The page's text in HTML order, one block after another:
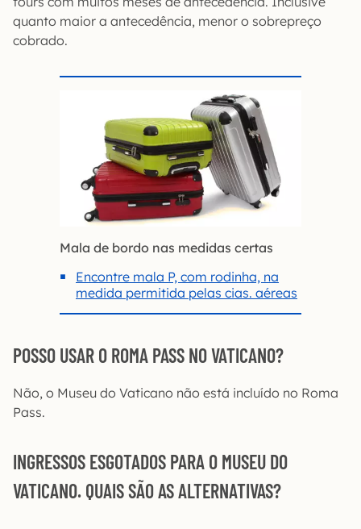
quanto maior a antecedência, menor o sobrepreço
cobrado.
Mala de bordo nas medidas certas
Encontre mala P, com rodinha, na
medida permitida pelas cias. aéreas
POSSO USAR O ROMA PASS NO VATICANO?
Não, o Museu do Vaticano não está incluído no Roma
Pass.
INGRESSOS ESGOTADOS PARA O MUSEU DO
VATICANO. QUAIS SÃO AS ALTERNATIVAS?